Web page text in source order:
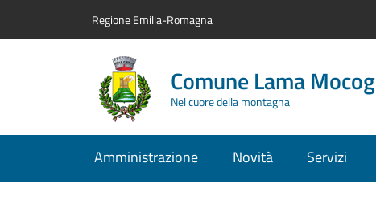
Regione Emilia-Romagna
Comune Lama
Nel cuore della montagna
Amministrazione Novità Servizi